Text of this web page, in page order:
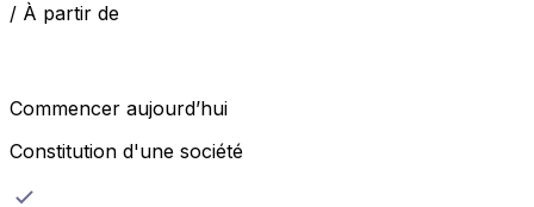
/ À partir de
Commencer aujourd’hui
Constitution d'une société